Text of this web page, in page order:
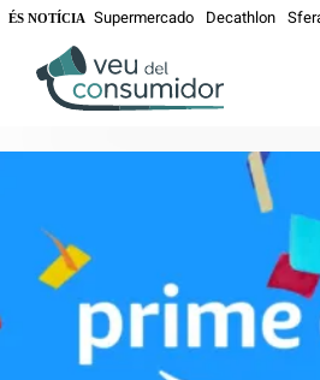
ÉS NOTÍCIA Supermercado Decathlon